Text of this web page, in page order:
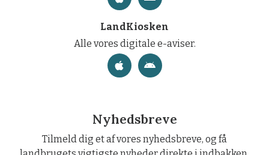
LandKiosken
Alle vores digitale e-aviser.
Nyhedsbreve
Tilmeld dig et af vores nyhedsbreve, og få